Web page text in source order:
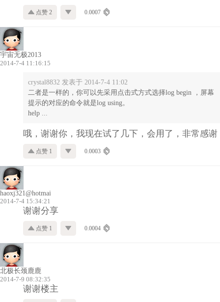
点赞 2 0.0007
宇宙无极2013
2014-7-4 11:16:15
crystal8832 发表于 2014-7-4 11:02
二者是一样的，你可以先采用点击式方式选择log begin ，屏幕
提示的对应的命令就是log using。
help ...
哦，谢谢你，我现在试了几下，会用了，非常感谢
点赞 1 0.0003
haoxj321@hotmai
2014-7-4 15:34:21
谢谢分享
点赞 1 0.0004
北极长颈鹿鹿
2014-7-9 08:32:35
谢谢楼主